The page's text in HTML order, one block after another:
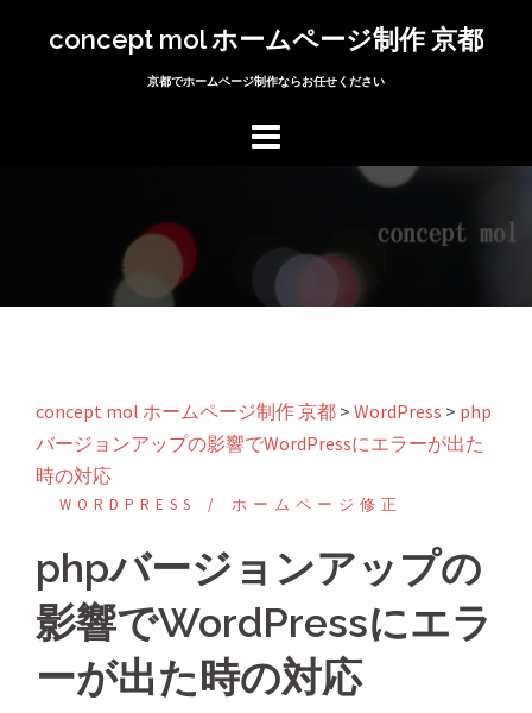
プ
concept mol ホームページ制作 京都
京都でホームページ制作ならお任せください
concept mol ホームページ制作 京都 > WordPress > php
バージョンアップの影響でWordPressにエラーが出た
時の対応
WORDPRESS ホームページ修正
phpバージョンアップの
影響でWordPressにエラ
ーが出た時の対応